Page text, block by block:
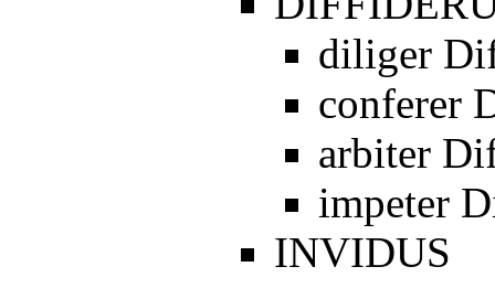
diliger
conferer
arbiter
impeter
INVIDUS